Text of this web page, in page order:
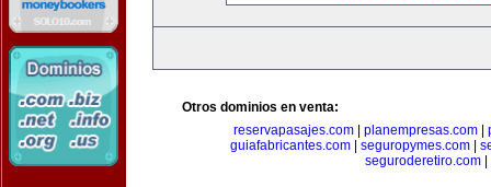
Otros dominios en venta:
reservapasajes.com
planempresas.com
guiafabricantes.com| seguropymes.com|
seguroderetiro.com